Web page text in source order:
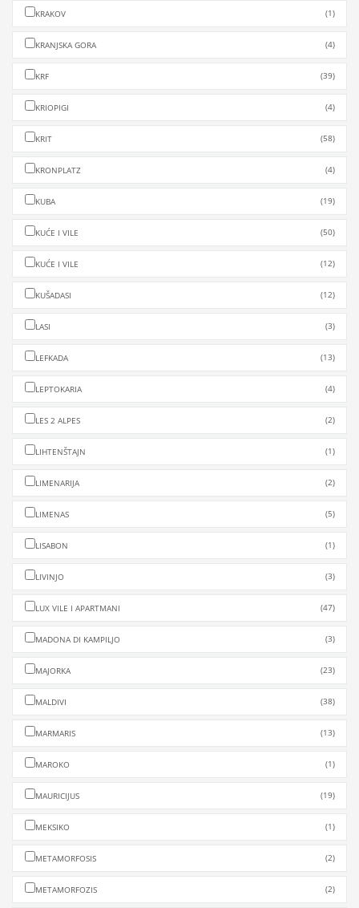
KRAKOV (1)
KRANJSKA GORA (4)
KRF (39)
KRIOPIGI (4)
KRIT (58)
KRONPLATZ (4)
KUBA (19)
KUĆE I VILE (50)
KUĆE I VILE (12)
KUŠADASI (12)
LASI (3)
LEFKADA (13)
LEPTOKARIA (4)
LES 2 ALPES (2)
LIHTENŠTAJN (1)
LIMENARIJA (2)
LIMENAS (5)
LISABON (1)
LIVINJO (3)
LUX VILE I APARTMANI (47)
MADONA DI KAMPILJO (3)
MAJORKA (23)
MALDIVI (38)
MARMARIS (13)
MAROKO (1)
MAURICIJUS (19)
MEKSIKO (1)
METAMORFOSIS (2)
METAMORFOZIS (2)